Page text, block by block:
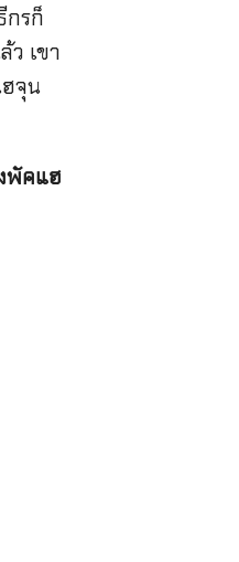
กรก็
ว เขา
จุน
พัคแฮ